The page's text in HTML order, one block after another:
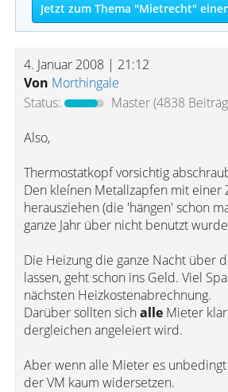
Jetzt zum Thema "Mietrecht"
4. Januar 2008 | 21:12
Von Morthingale
Status:
Master(4838
Also,
Thermostatkopf vorsichtig
Den kleínen Metallzapfen mit einer
herausziehen (die 'hängen' schon
ganze Jahr über nicht benutzt
Die Heizung die ganze Nacht über
lassen, geht schon ins Geld. Viel
nächsten Heizkostenabrechnung.
Darüber sollten sichalle Mieter
dergleichen angeleiert wird.
Aber wenn alle Mieter es
der VM kaum widersetzen.